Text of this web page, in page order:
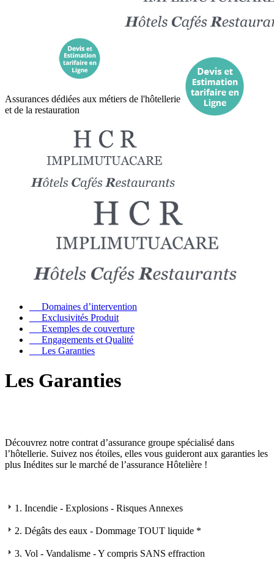
Assurances dédiées aux métiers de l'hôtellerie
et de la restauration
Domaines d’intervention
Exclusivités Produit
Exemples de couverture
Engagements et Qualité
Les Garanties
Les Garanties
Découvrez notre contrat d’assurance groupe spécialisé dans
l’hôtellerie. Suivez nos étoiles, elles vous guideront aux garanties les
plus Inédites sur le marché de l’assurance Hôtelière !
1. Incendie - Explosions - Risques Annexes
2. Dégâts des eaux - Dommage TOUT liquide *
3. Vol - Vandalisme - Y compris SANS effraction